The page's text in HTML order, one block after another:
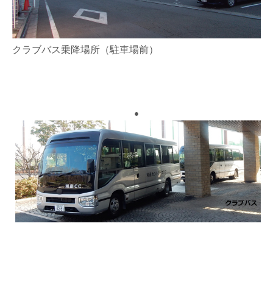
クラブバス乗降場所（駐車場前）